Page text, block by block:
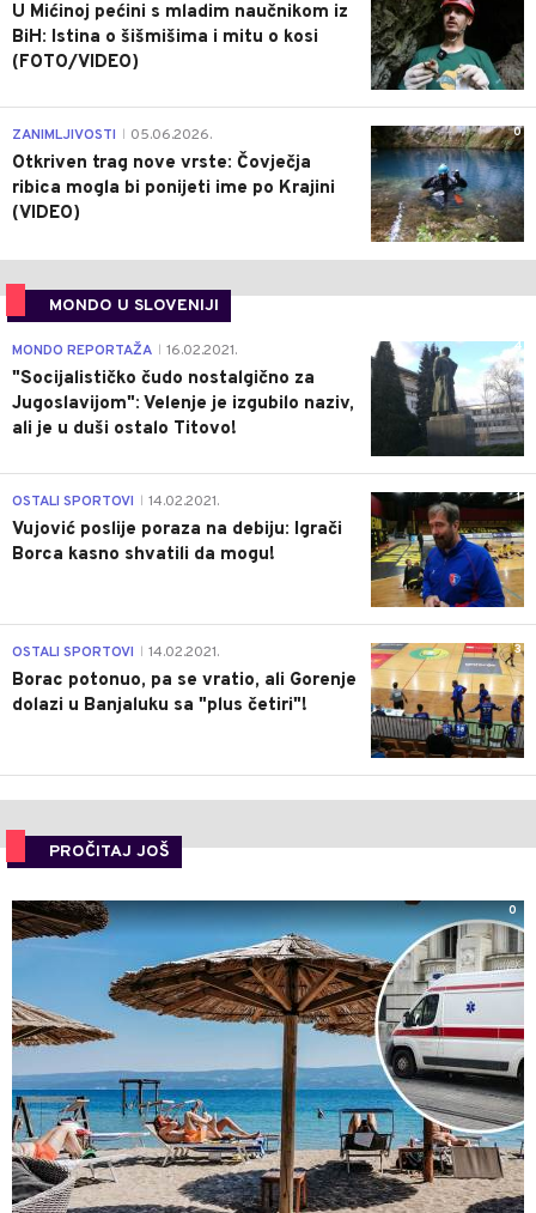
U Mićinoj pećini s mladim naučnikom iz
BiH: Istina o šišmišima i mitu o kosi
(FOTO/VIDEO)
0
ZANIMLJIVOSTI 05.06.2026.
Otkriven trag nove vrste: Čovječja
ribica mogla bi ponijeti ime po Krajini
(VIDEO)
MONDO U SLOVENIJI
4
MONDO REPORTAŽA 16.02.2021.
"Socijalističko čudo nostalgično za
Jugoslavijom": Velenje je izgubilo naziv,
ali je u duši ostalo Titovo!
1
OSTALI SPORTOVI 14.02.2021.
Vujović poslije poraza na debiju: Igrači
Borca kasno shvatili da mogu!
3
OSTALI SPORTOVI 14.02.2021.
Borac potonuo, pa se vratio, ali Gorenje
dolazi u Banjaluku sa "plus četiri"!
PROČITAJ JOŠ
0